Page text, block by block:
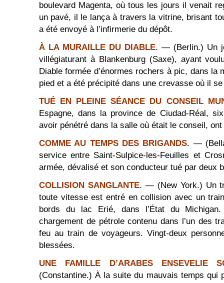
boulevard Magenta, où tous les jours il venait
un pavé, il le lança à travers la vitrine, brisant
a été envoyé à l’infirmerie du dépôt.
À LA MURAILLE DU DIABLE. — (Berlin.) Un
villégiaturant à Blankenburg (Saxe), ayant
Diable formée d’énormes rochers à pic, dans la
pied et a été précipité dans une crevasse où il
TUÉ EN PLEINE SÉANCE DU CONSEIL
Espagne, dans la province de Ciudad-Réal,
avoir pénétré dans la salle où était le conseil,
COMME AU TEMPS DES BRIGANDS. —
service entre Saint-Sulpice-les-Feuilles et
armée, dévalisé et son conducteur tué par deux
COLLISION SANGLANTE. — (New York.) Un
toute vitesse est entré en collision avec un
bords du lac Erié, dans l’État du
chargement de pétrole contenu dans l’un des
feu au train de voyageurs. Vingt-deux
blessées.
UNE FAMILLE D’ARABES ENSEVELIE
(Constantine.) À la suite du mauvais temps qui